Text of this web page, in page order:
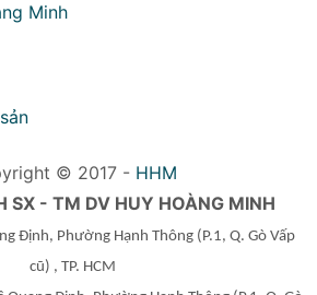
Minh
© 2017 - HHM
SX - TM DV HUY HOÀNG MINH
Định, Phường Hạnh Thông (P.1, Q. Gò Vấp
cũ) , TP. HCM